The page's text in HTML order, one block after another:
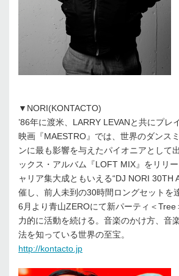
▼NORI(KONTACTO)
’86年に渡米、LARRY LEVANと共にプレ
映画『MAESTRO』では、世界のダンス
ンに最も影響を与えたパイオニアとして
ックス・アルバム『LOFT MIX』をリリ
ャリア集大成ともいえる“DJ NORI 30TH
催し、前人未到の30時間ロングセットを
6月より青山ZEROにて新パーティ＜
力的に活動を続ける。音楽のかけ方、音
法を知っている世界の至宝。
http://kontacto.jp